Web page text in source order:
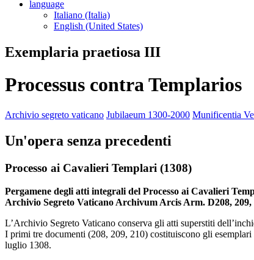
language
Italiano (Italia)
English (United States)
Exemplaria praetiosa III
Processus contra Templarios
Archivio segreto vaticano Jubilaeum 1300-2000 Munificentia
Un'opera senza precedenti
Processo ai Cavalieri Templari (1308)
Pergamene degli atti integrali del Processo ai Cavalieri
Archivio Segreto Vaticano Archivum Arcis Arm. D208, 209,
L’Archivio Segreto Vaticano conserva gli atti superstiti
I primi tre documenti (208, 209, 210) costituiscono gli
luglio 1308.